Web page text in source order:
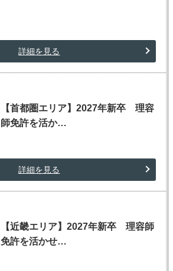
詳細を見る
【首都圏エリア】2027年新卒 理容
師免許を活か…
詳細を見る
【近畿エリア】2027年新卒 理容師
免許を活かせ…